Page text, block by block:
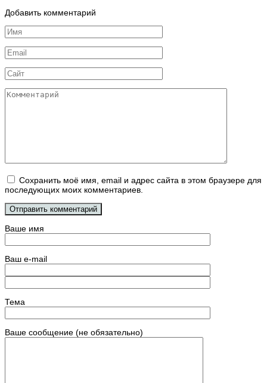
Добавить комментарий
Имя
*
Email
*
Сайт
Комментарий
Сохранить моё имя, email и адрес сайта в этом браузере для
последующих моих комментариев.
Ваше имя
Ваш e-mail
Тема
Ваше сообщение (не обязательно)